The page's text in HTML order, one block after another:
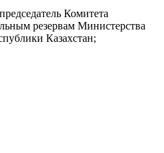
Комитета
резервам Министерства
Казахстан;